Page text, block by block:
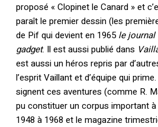
proposé « Clopinet le Canard » et
paraît le premier dessin (les
de Pif qui devient en 1965 le journal
gadget. Il est aussi publié dans
est aussi un héros repris par
l’esprit Vaillant et d’équipe qui
signent ces aventures (comme R.
pu constituer un corpus important à
1948 à 1968 et le magazine